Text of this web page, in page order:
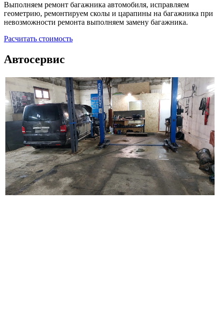
Выполняем ремонт багажника автомобиля, исправляем
геометрию, ремонтируем сколы и царапины на багажника при
невозможности ремонта выполняем замену багажника.
Расчитать стоимость
Автосервис